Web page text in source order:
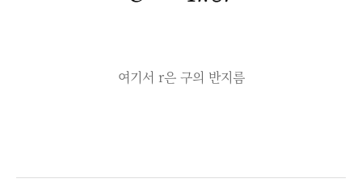
여기서 r은 구의 반지름